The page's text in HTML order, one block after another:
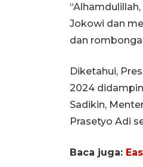
Jokowi dan
dan
Diketahui,
2024
Sadikin,
Prasetyo Adi
Baca juga: